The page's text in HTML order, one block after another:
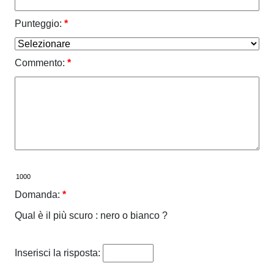
Punteggio: *
Commento: *
Domanda: *
Qual è il più scuro : nero o bianco ?
Inserisci la risposta: